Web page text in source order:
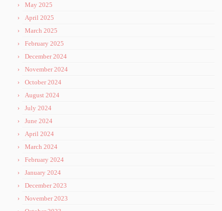
May 2025
April 2025
March 2025
February 2025
December 2024
November 2024
October 2024
August 2024
July 2024
June 2024
April 2024
March 2024
February 2024
January 2024
December 2023
November 2023